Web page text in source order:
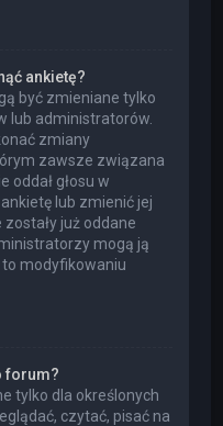
ankietę?
być zmieniane tylko
lub administratorów.
zmiany
zawsze związana
oddał głosu w
lub zmienić jej
już oddane
mogą ją
modyfikowaniu
forum?
tylko dla określonych
czytać, pisać na